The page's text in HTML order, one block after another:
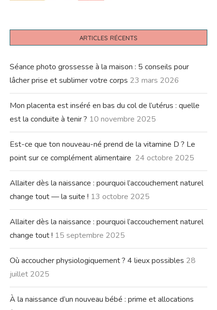
ARTICLES RÉCENTS
Séance photo grossesse à la maison : 5 conseils pour
lâcher prise et sublimer votre corps 23 mars 2026
Mon placenta est inséré en bas du col de l’utérus : quelle
est la conduite à tenir ? 10 novembre 2025
Est-ce que ton nouveau-né prend de la vitamine D ? Le
point sur ce complément alimentaire 24 octobre 2025
Allaiter dès la naissance : pourquoi l’accouchement naturel
change tout — la suite ! 13 octobre 2025
Allaiter dès la naissance : pourquoi l’accouchement naturel
change tout ! 15 septembre 2025
Où accoucher physiologiquement ? 4 lieux possibles 28
juillet 2025
À la naissance d’un nouveau bébé : prime et allocations